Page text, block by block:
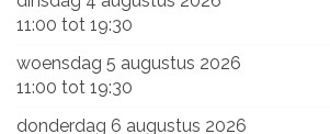
11:00 tot 19:30
woensdag 5 augustus 2026
11:00 tot 19:30
donderdag 6 augustus 2026